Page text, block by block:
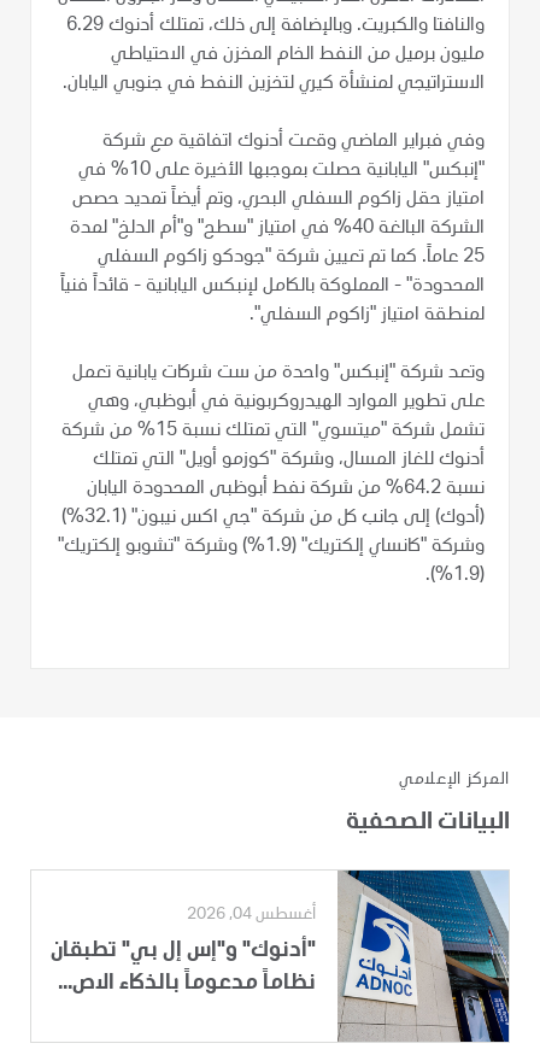
والنافتا والكبريت. وبالإضافة إلى ذلك، تمتلك أدنوك 6.29
مليون برميل من النفط الخام المخزن في الاحتياطي
الاستراتيجي لمنشأة كيري لتخزين النفط في جنوبي اليابان.
وفي فبراير الماضي وقعت أدنوك اتفاقية مع شركة
"إنبكس" اليابانية حصلت بموجبها الأخيرة على 10% في
امتياز حقل زاكوم السفلي البحري، وتم أيضاً تمديد حصص
الشركة البالغة 40% في امتياز "سطح" و"أم الدلخ" لمدة
25 عاماً. كما تم تعيين شركة "جودكو زاكوم السفلي
المحدودة" - المملوكة بالكامل لإنبكس اليابانية - قائداً فنياً
لمنطقة امتياز "زاكوم السفلي".
وتعد شركة "إنبكس" واحدة من ست شركات يابانية تعمل
على تطوير الموارد الهيدروكربونية في أبوظبي، وهي
تشمل شركة "ميتسوي" التي تمتلك نسبة 15% من شركة
أدنوك للغاز المسال، وشركة "كوزمو أويل" التي تمتلك
نسبة 64.2% من شركة نفط أبوظبى المحدودة اليابان
(أدوك) إلى جانب كل من شركة "جي اكس نيبون" (32.1%)
وشركة "كانساي إلكتريك" (1.9%) وشركة "تشوبو إلكتريك"
(1.9%).
المركز الإعلامي
البيانات الصحفية
أغسطس 04, 2026
"أدنوك" و"إس إل بي" تطبقان
نظاماً مدعوماً بالذكاء الاص...